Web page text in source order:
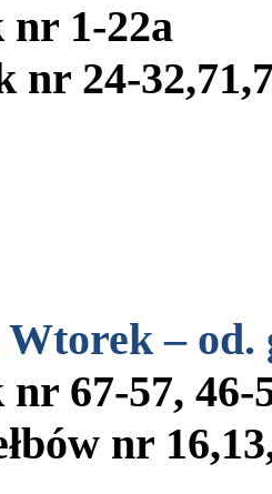
1-22a
24-
Wtorek – od.
67-57, 46-
nr